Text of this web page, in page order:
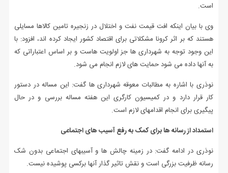
است.
وی با بیان اینکه افت قیمت نفت و اختلال در زنجیره تامین کالاها مسایلی
هستند که بر اثر کرونا مشکلاتی برای اقتصاد کشور ایجاد کرده اند، افزود: با
این وجود توجه به شهرداری ها جز اولویت هاست و بر اساس اعتباراتی که
به آنها داده می شود حمایت های لازم انجام می شود.
نوذری با اشاره به مطالبات معوقه شهرداری ها گفت: این مساله در دستور
کار قرار دارد و در کمیسیون کارگری این هفته مساله بررسی و در حال
پیگیری برای انجام اقدامهای لازم است.
استمداد از رسانه ها برای کمک به رفع آسیب های اجتماعی
نوذری در ادامه گفت: در زمینه چالش ها و آسیبهای اجتماعی بدون شک
رسانه ظرفیت بزرگی است و نقش تاثیر گذار آنها برکسی پوشیده نیست.